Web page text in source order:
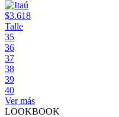
$3.618
Talle
35
36
37
38
39
40
Ver más
LOOKBOOK